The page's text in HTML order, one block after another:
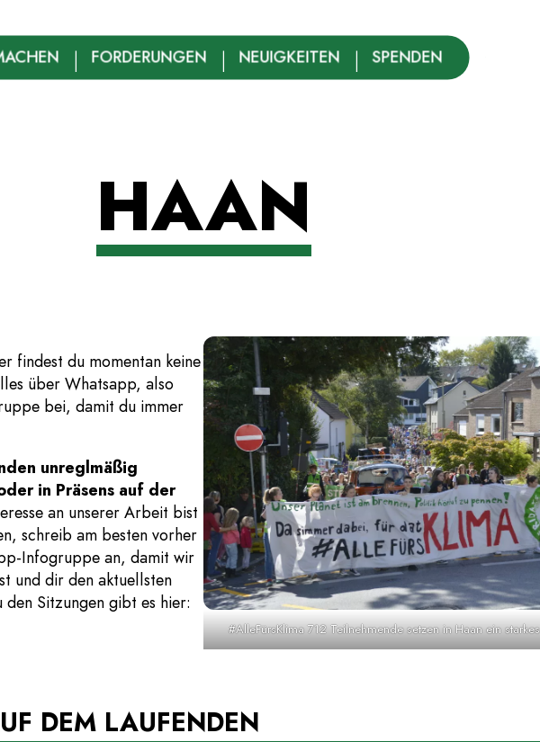
FORDERUNGEN NEUIGKEITEN SPENDEN
HAAN
findest du momentan keine
über Whatsapp, also
bei, damit du immer
unreglmäßig
in Präsens auf der
an unserer Arbeit bist
schreib am besten vorher
Infogruppe an, damit wir
und dir den aktuellsten
den Sitzungen gibt es hier:
#AlleFürsKlima 712 Teilnehmende setzen in Haan ein
DEM LAUFENDEN